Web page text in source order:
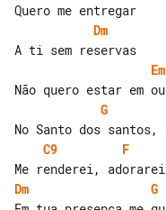
Dm
Em
G
C9
F
Dm
G